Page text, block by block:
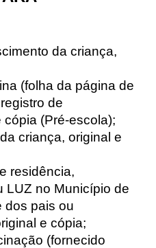
da criança,
(folha da página de
de
(Pré-escola);
criança, original e
LUZ no Município de
dos pais ou
e cópia;
(fornecido